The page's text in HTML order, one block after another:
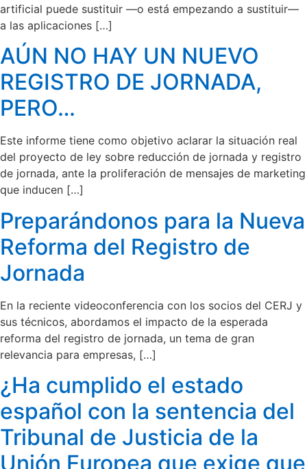
artificial puede sustituir —o está empezando a sustituir—
a las aplicaciones […]
AÚN NO HAY UN NUEVO
REGISTRO DE JORNADA,
PERO…
Este informe tiene como objetivo aclarar la situación real
del proyecto de ley sobre reducción de jornada y registro
de jornada, ante la proliferación de mensajes de marketing
que inducen […]
Preparándonos para la Nueva
Reforma del Registro de
Jornada
En la reciente videoconferencia con los socios del CERJ y
sus técnicos, abordamos el impacto de la esperada
reforma del registro de jornada, un tema de gran
relevancia para empresas, […]
¿Ha cumplido el estado
español con la sentencia del
Tribunal de Justicia de la
Unión Europea que exige que